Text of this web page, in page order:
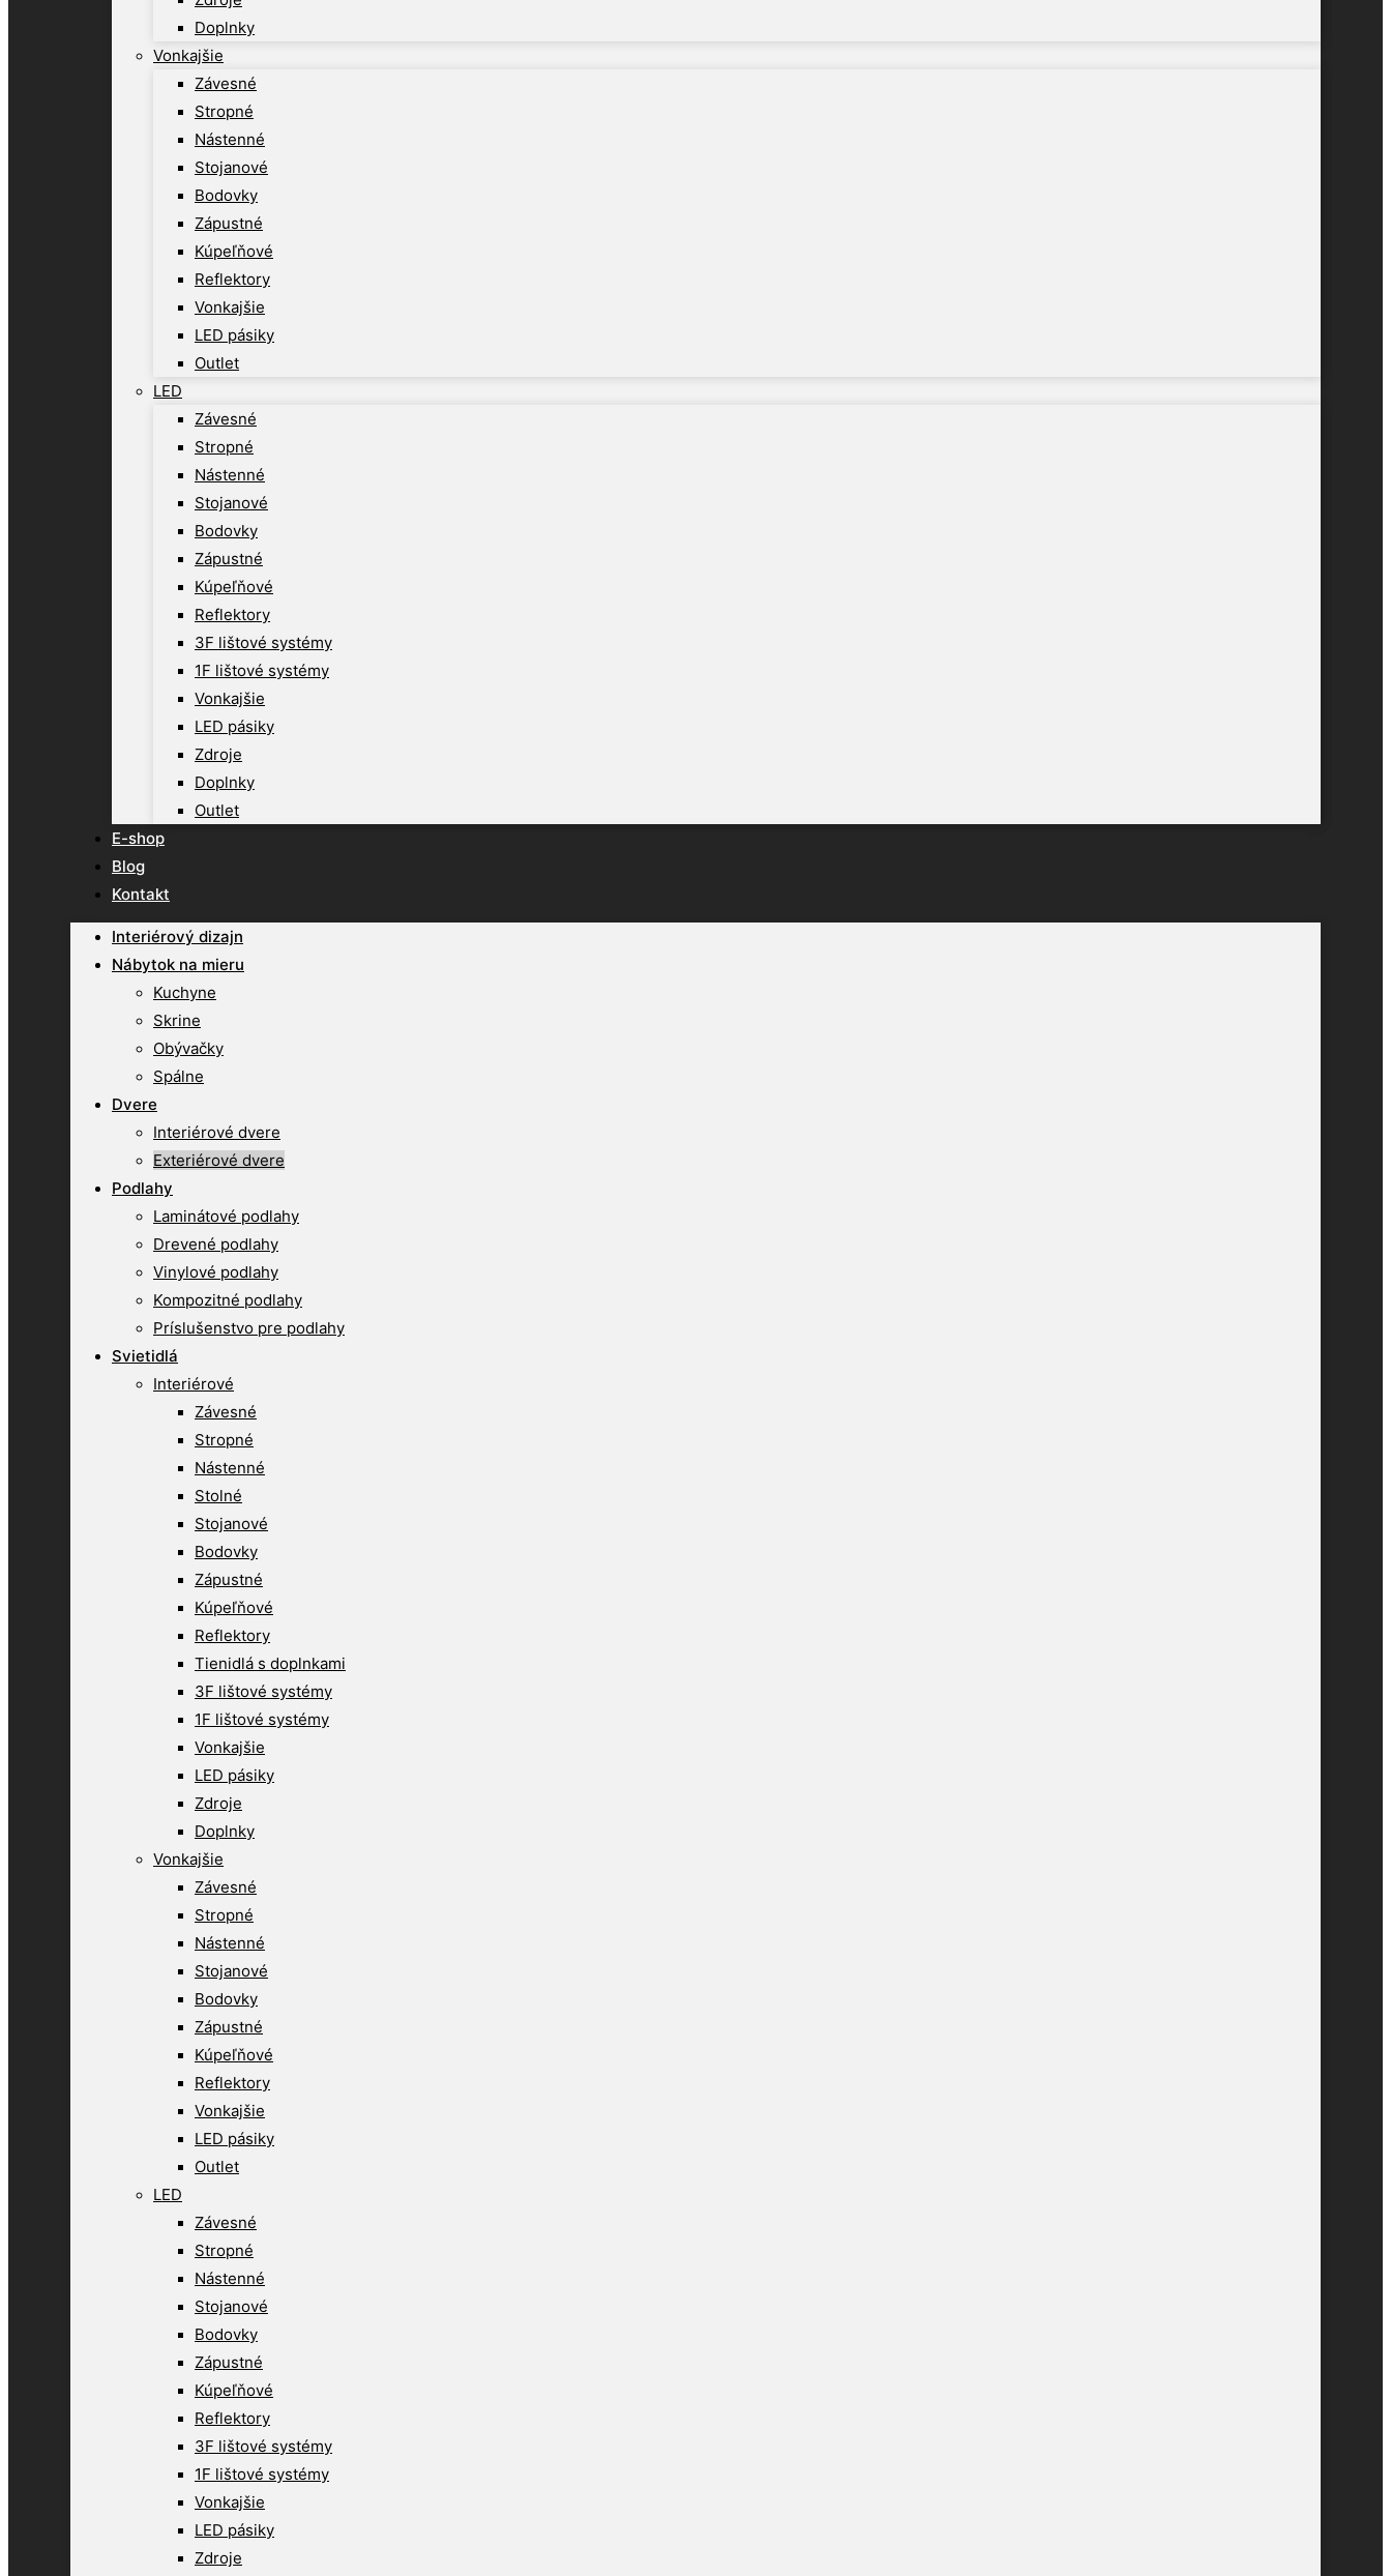
Doplnky
Vonkajšie
Závesné
Stropné
Nástenné
Stojanové
Bodovky
Zápustné
Kúpeľňové
Reflektory
Vonkajšie
LED pásiky
Outlet
LED
Závesné
Stropné
Nástenné
Stojanové
Bodovky
Zápustné
Kúpeľňové
Reflektory
3F lištové systémy
1F lištové systémy
Vonkajšie
LED pásiky
Zdroje
Doplnky
Outlet
E-shop
Blog
Kontakt
Interiérový dizajn
Nábytok na mieru
Kuchyne
Skrine
Obývačky
Spálne
Dvere
Interiérové dvere
Exteriérové dvere
Podlahy
Laminátové podlahy
Drevené podlahy
Vinylové podlahy
Kompozitné podlahy
Príslušenstvo pre podlahy
Svietidlá
Interiérové
Závesné
Stropné
Nástenné
Stolné
Stojanové
Bodovky
Zápustné
Kúpeľňové
Reflektory
Tienidlá s doplnkami
3F lištové systémy
1F lištové systémy
Vonkajšie
LED pásiky
Zdroje
Doplnky
Vonkajšie
Závesné
Stropné
Nástenné
Stojanové
Bodovky
Zápustné
Kúpeľňové
Reflektory
Vonkajšie
LED pásiky
Outlet
LED
Závesné
Stropné
Nástenné
Stojanové
Bodovky
Zápustné
Kúpeľňové
Reflektory
3F lištové systémy
1F lištové systémy
Vonkajšie
LED pásiky
Zdroje